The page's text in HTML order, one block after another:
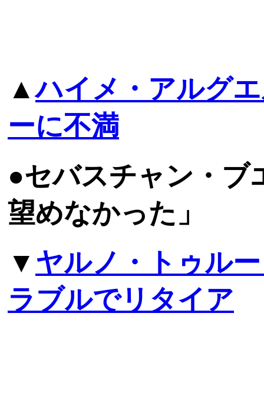
▲ハイメ・アルグ
ーに不満
●セバスチャン・ブ
望めなかった」
▼ ヤルノ・トゥル
ラブルでリタイア